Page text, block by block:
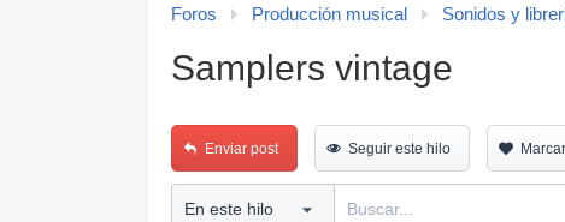
Foros Producción musical Sonidos y
Samplers vintage
Enviar post Seguir este hilo